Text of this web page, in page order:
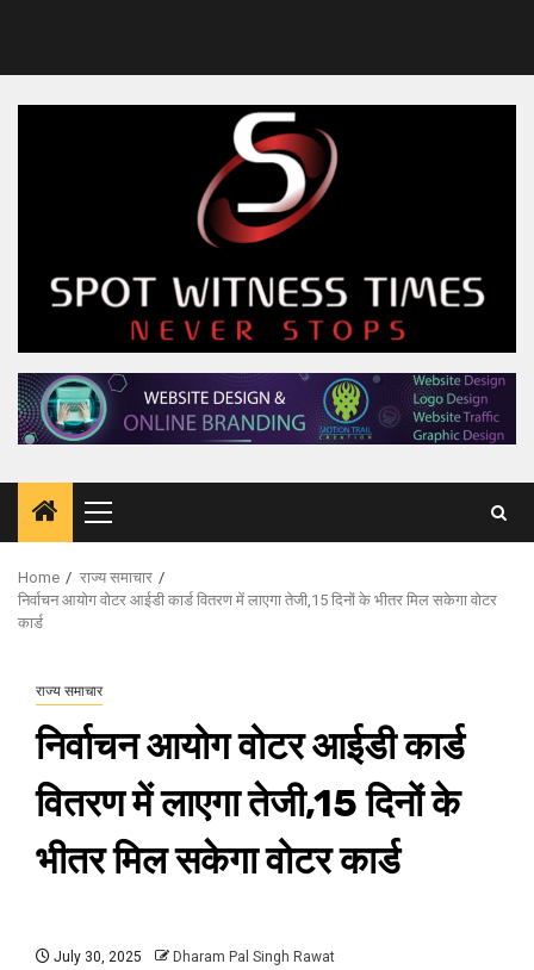
Primary
Menu
Home
राज्य समाचार
निर्वाचन आयोग वोटर आईडी कार्ड वितरण में लाएगा तेजी,15 दिनों के भीतर मिल सकेगा वोटर
कार्ड
राज्य समाचार
निर्वाचन आयोग वोटर आईडी कार्ड
वितरण में लाएगा तेजी,15 दिनों के
भीतर मिल सकेगा वोटर कार्ड
July 30, 2025 Dharam Pal Singh Rawat